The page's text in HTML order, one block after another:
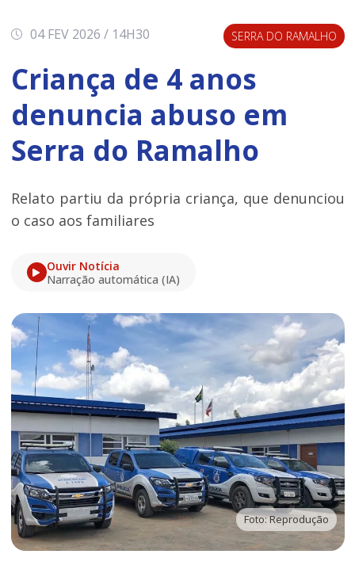
04 FEV 2026 / 14H30 SERRA DO RAMALHO
Criança de 4 anos
denuncia abuso em
Serra do Ramalho
Relato partiu da própria criança, que denunciou
o caso aos familiares
Ouvir Notícia
Narração automática (IA)
Foto: Reprodução